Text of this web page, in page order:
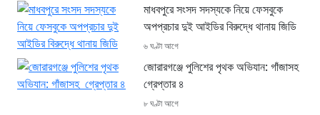
মাধবপুরে সংসদ সদস্যকে নিয়ে ফেসবুকে
অপপ্রচার দুই আইডির বিরুদ্ধে থানায় জিডি
৬ ঘণ্টা আগে
জোরারগঞ্জে পুলিশের পৃথক অভিযান: গাঁজাসহ
গ্রেপ্তার ৪
৮ ঘণ্টা আগে